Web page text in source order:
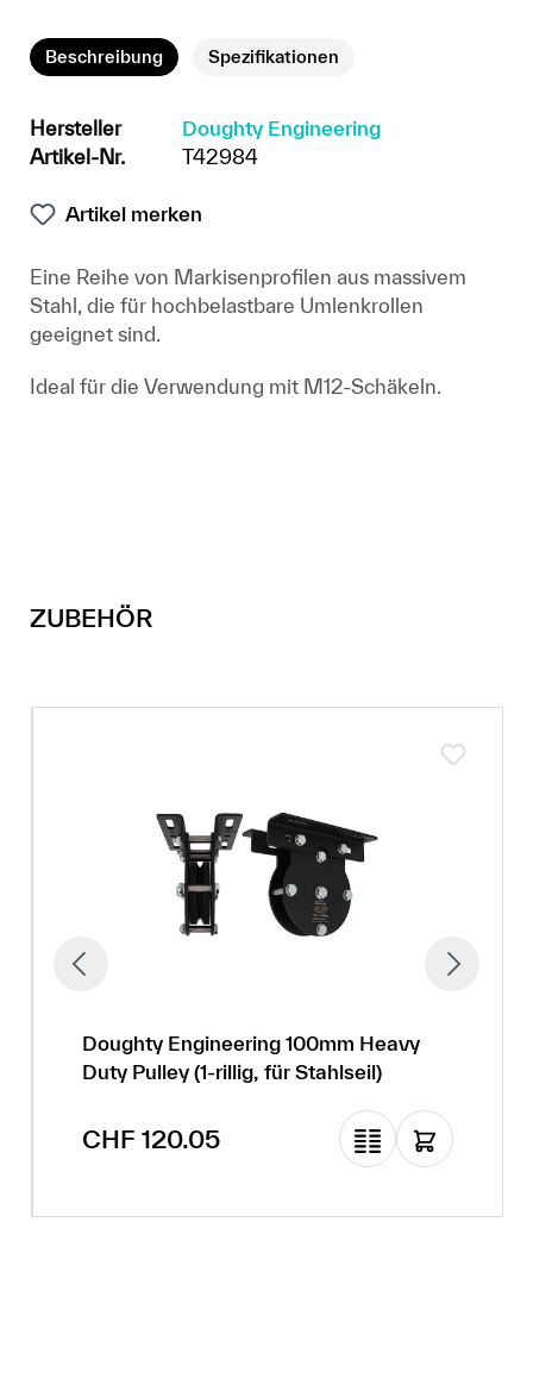
Beschreibung Spezifikationen
Hersteller
Doughty Engineering
Artikel-Nr.
T42984
Artikel merken
Eine Reihe von Markisenprofilen aus massivem
Stahl, die für hochbelastbare Umlenkrollen
geeignet sind.
Ideal für die Verwendung mit M12-Schäkeln.
ZUBEHÖR
Doughty Engineering 100mm Heavy
Duty Pulley (1-rillig, für Stahlseil)
Regulärer Preis:
CHF 120.05